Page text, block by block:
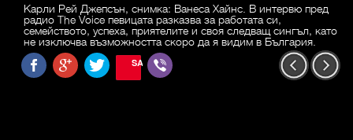
Карли Рей Джепсън, снимка: Ванеса Хайнс. В интервю пред
радио The Voice певицата разказва за работата си,
семейството, успеха, приятелите и своя следващ сингъл, като
не изключва възможността скоро да я видим в България.
SAVE